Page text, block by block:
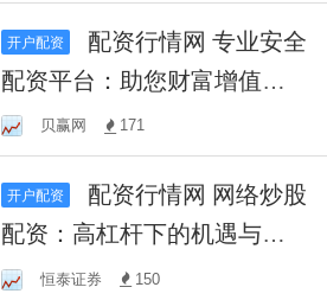
开户配资
配资平台：助您财富增值，
安全无忧！
贝赢网 171
开户配资
配资：高杠杆下的机遇与风
险
恒泰证券 150